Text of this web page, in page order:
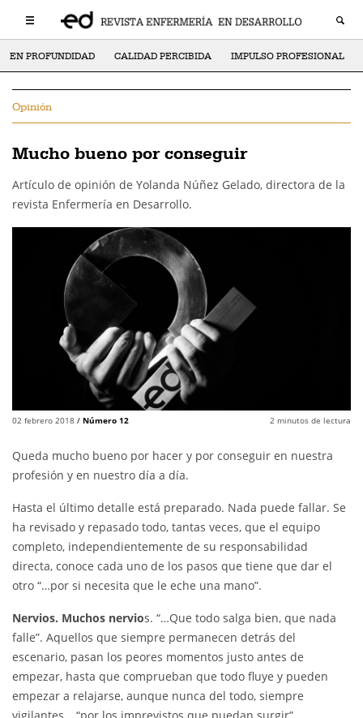
EN PROFUNDIDAD CALIDAD PERCIBIDA IMPULSO PROFESIONAL
Opinión
Mucho bueno por conseguir
Artículo de opinión de Yolanda Núñez Gelado, directora de la
revista Enfermería en Desarrollo.
02 febrero 2018 / Número 12 2 minutos de lectura
Queda mucho bueno por hacer y por conseguir en nuestra
profesión y en nuestro día a día.
Hasta el último detalle está preparado. Nada puede fallar. Se
ha revisado y repasado todo, tantas veces, que el equipo
completo, independientemente de su responsabilidad
directa, conoce cada uno de los pasos que tiene que dar el
otro “…por si necesita que le eche una mano”.
Nervios. Muchos nervios. “…Que todo salga bien, que nada
falle”. Aquellos que siempre permanecen detrás del
escenario, pasan los peores momentos justo antes de
empezar, hasta que comprueban que todo fluye y pueden
empezar a relajarse, aunque nunca del todo, siempre